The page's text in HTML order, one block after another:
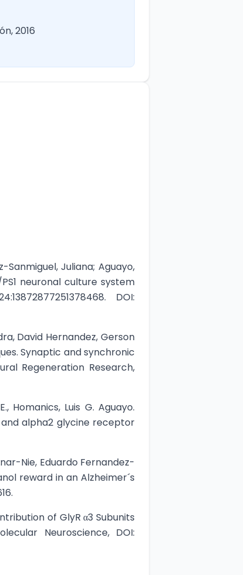
2016
Sanmiguel, Juliana; Aguayo,
neuronal culture system
DOI:
David Hernandez, Gerson
Synaptic and synchronic
Regeneration Research,
Homanics, Luis G. Aguayo.
alpha2 glycine receptor
Nie, Eduardo Fernandez-
reward in an Alzheimer´s
of GlyR α3 Subunits
Neuroscience, DOI: